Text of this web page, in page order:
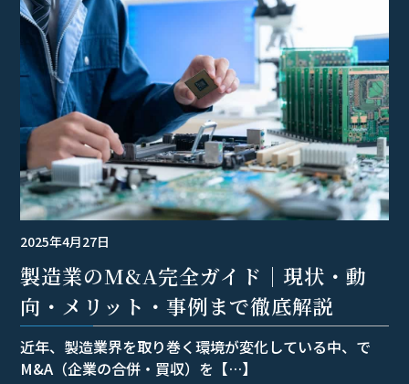
2025年4月27日
製造業のM&A完全ガイド｜現状・動
向・メリット・事例まで徹底解説
近年、製造業界を取り巻く環境が変化している中、で
M&A（企業の合併・買収）を【…】